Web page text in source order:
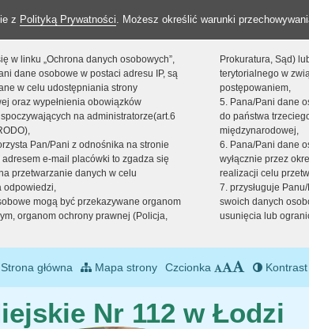
z Polityką Prywatności. Możesz określić warunki
w linku „Ochrona danych osobowych”,
dane osobowe w postaci adresu IP, są
w celu udostępniania strony
oraz wypełnienia obowiązków
na administratorze(art.6
Pan/Pani z odnośnika na stronie
e-mail placówki to zgadza się
przetwarzanie danych w celu
odpowiedzi,
mogą być przekazywane organom
organom ochrony prawnej (Policja,
Prokuratura, Sąd)
terytorialnego w
postępowaniem,
5. Pana/Pani dane
do państwa
międzynarodowej,
6. Pana/Pani dane
wyłącznie przez
realizacji celu
7. przysługuje
swoich danych
usunięcia lub
Strona główna Mapa strony Czcionka Kontrast
Nr 112 w Łodzi